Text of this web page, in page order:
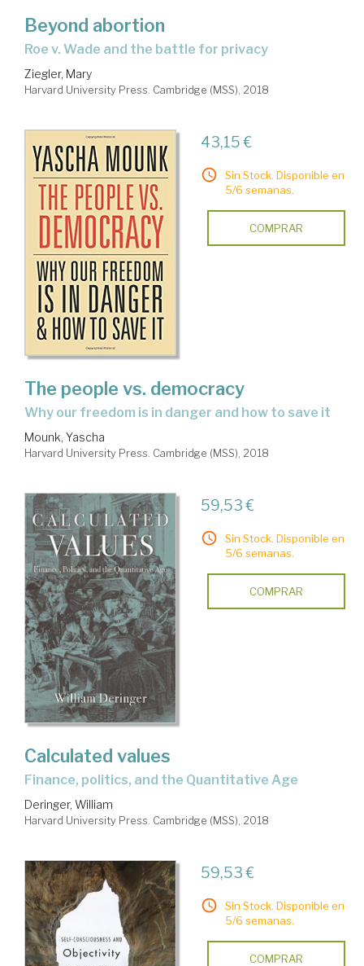
Beyond abortion
Roe v. Wade and the battle for privacy
Ziegler, Mary
Harvard University Press. Cambridge (MSS), 2018
43,15 €
Sin Stock. Disponible en
5/6 semanas.
COMPRAR
The people vs. democracy
why our freedom is in danger and how to save it
Mounk, Yascha
Harvard University Press. Cambridge (MSS), 2018
59,53 €
Sin Stock. Disponible en
5/6 semanas.
COMPRAR
Calculated values
finance, politics, and the Quantitative Age
Deringer, William
Harvard University Press. Cambridge (MSS), 2018
59,53 €
Sin Stock. Disponible en
5/6 semanas.
COMPRAR